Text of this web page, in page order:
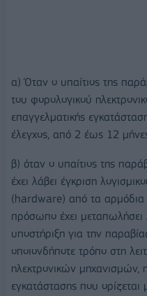
α) Όταν ο υπαίτιος της
του φορολογικού
επαγγελματικής
έλεγχος, από 2 έως 12
β) όταν ο υπαίτιος της
έχει λάβει έγκριση
(hardware) από τα αρμόδια
πρόσωπο έχει μεταπωλήσει
υποστήριξη για την
οποιονδήποτε τρόπο στη
ηλεκτρονικών μηχανισμών,
εγκατάστασης που